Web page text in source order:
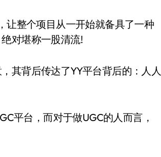
让整个项目从一开始就备具了一种
对堪称一股清流!
其背后传达了YY平台背后的：人人
平台，而对于做UGC的人而言，